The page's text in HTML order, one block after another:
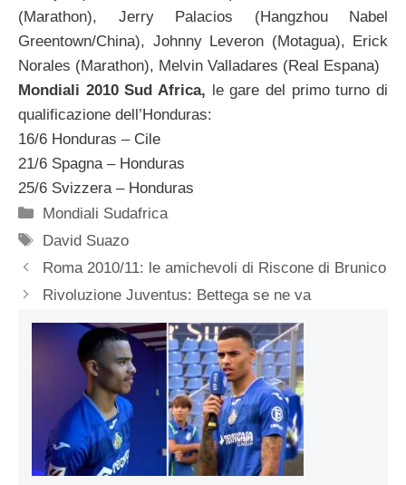
(Marathon), Jerry Palacios (Hangzhou Nabel
Greentown/China), Johnny Leveron (Motagua), Erick
Norales (Marathon), Melvin Valladares (Real Espana)
Mondiali 2010 Sud Africa, le gare del primo turno di
qualificazione dell’Honduras:
16/6 Honduras – Cile
21/6 Spagna – Honduras
25/6 Svizzera – Honduras
Categorie
Mondiali Sudafrica
Tag
David Suazo
Roma 2010/11: le amichevoli di Riscone di Brunico
Rivoluzione Juventus: Bettega se ne va